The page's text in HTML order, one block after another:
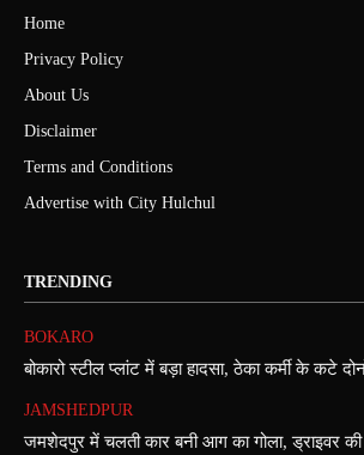
Home
Privacy Policy
About Us
Disclaimer
Terms and Conditions
Advertise with City Hulchul
TRENDING
BOKARO
बोकारो स्टील प्लांट में बड़ा हादसा, ठेका कर्मी के कटे
JAMSHEDPUR
जमशेदपुर में चलती कार बनी आग का गोला, ड्राइवर की